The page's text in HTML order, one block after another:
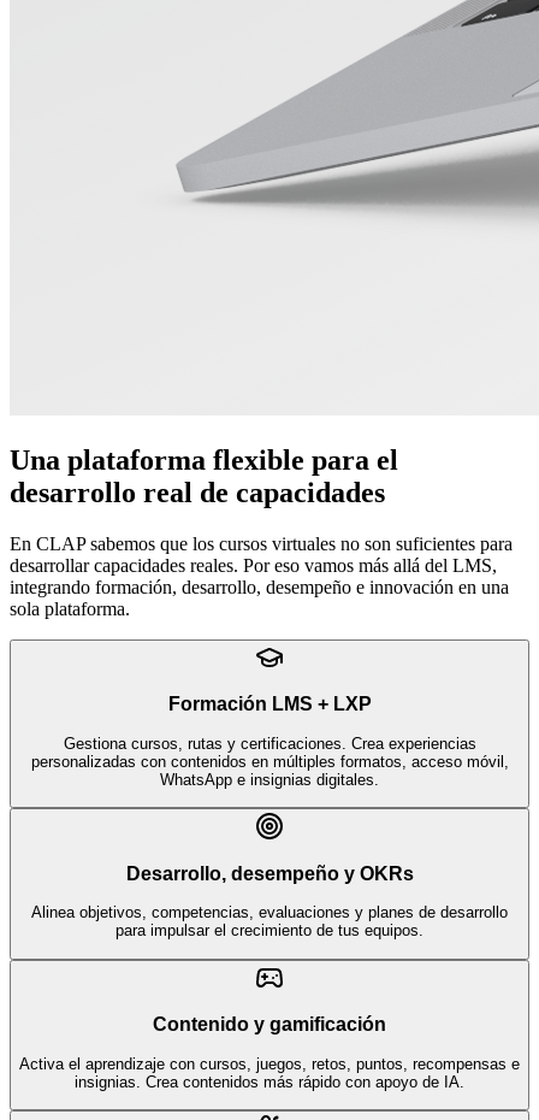
Una plataforma flexible para el
desarrollo real de capacidades
En CLAP sabemos que los cursos virtuales no son suficientes para
desarrollar capacidades reales. Por eso vamos más allá del LMS,
integrando formación, desarrollo, desempeño e innovación en una
sola plataforma.
Formación LMS + LXP
Gestiona cursos, rutas y certificaciones. Crea experiencias
personalizadas con contenidos en múltiples formatos, acceso móvil,
WhatsApp e insignias digitales.
Desarrollo, desempeño y OKRs
Alinea objetivos, competencias, evaluaciones y planes de desarrollo
para impulsar el crecimiento de tus equipos.
Contenido y gamificación
Activa el aprendizaje con cursos, juegos, retos, puntos, recompensas e
insignias. Crea contenidos más rápido con apoyo de IA.